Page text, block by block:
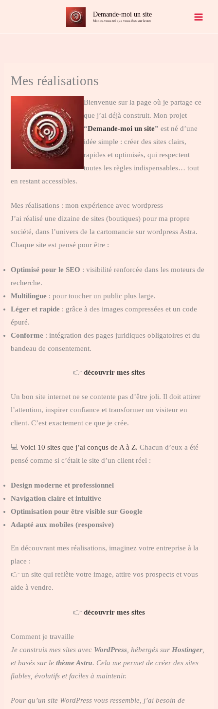
contenu
Demande-moi un site
Montre-vous tel que vous êtes sur le net
Mes réalisations
Bienvenue sur la page où je partage ce
que j’ai déjà construit. Mon projet
“Demande-moi un site” est né d’une
idée simple : créer des sites clairs,
rapides et optimisés, qui respectent
toutes les règles indispensables… tout
en restant accessibles.
Mes réalisations : mon expérience avec wordpress
J’ai réalisé une dizaine de sites (boutiques) pour ma propre
société, dans l’univers de la cartomancie sur wordpress Astra.
Chaque site est pensé pour être :
Optimisé pour le SEO : visibilité renforcée dans les moteurs de
recherche.
Multilingue : pour toucher un public plus large.
Léger et rapide : grâce à des images compressées et un code
épuré.
Conforme : intégration des pages juridiques obligatoires et du
bandeau de consentement.
👉 découvrir mes sites
Un bon site internet ne se contente pas d’être joli. Il doit attirer
l’attention, inspirer confiance et transformer un visiteur en
client. C’est exactement ce que je crée.
💻Voici 10 sites que j’ai conçus de A à Z. Chacun d’eux a été
pensé comme si c’était le site d’un client réel :
Design moderne et professionnel
Navigation claire et intuitive
Optimisation pour être visible sur Google
Adapté aux mobiles (responsive)
En découvrant mes réalisations, imaginez votre entreprise à la
place :
👉 un site qui reflète votre image, attire vos prospects et vous
aide à vendre.
👉 découvrir mes sites
Comment je travaille
Je construis mes sites avec WordPress , hébergés sur Hostinger
et basés sur lethème Astra. Cela me permet de créer des sites
fiables, évolutifs et faciles à maintenir.
Pour qu’un site WordPress vous ressemble, j’ai besoin de